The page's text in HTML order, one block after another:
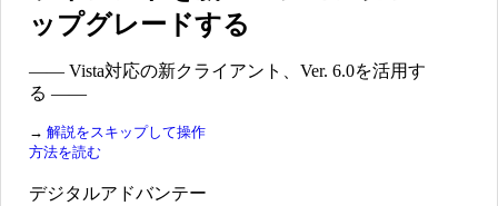
ップグレードする
―― Vista対応の新クライアント、Ver. 6.0を活用す
る ――
→ 解説をスキップして操作
方法を読む
デジタルアドバンテー